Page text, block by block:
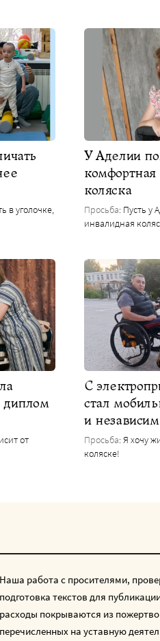
в уголочке,
У Аделии
коляска
Просьба: Пусть у
инвалидная
диплом
от
С
стал
и
Просьба: Я хочу
коляске!
Наша работа с просителями,
подготовка текстов для
расходы покрываются из
перечисленных на уставную